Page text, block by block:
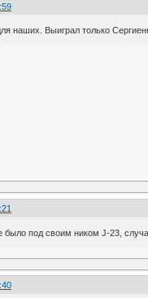
наших. Выиграл только
было под своим ником J-23,